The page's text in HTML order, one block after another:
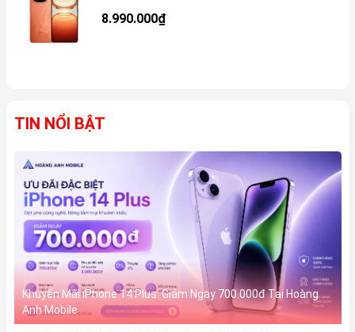
8.990.000₫
TIN NỔI BẬT
Khuyến Mãi iPhone 14 Plus: Giảm Ngay 700.000đ Tại Hoàng
Anh Mobile